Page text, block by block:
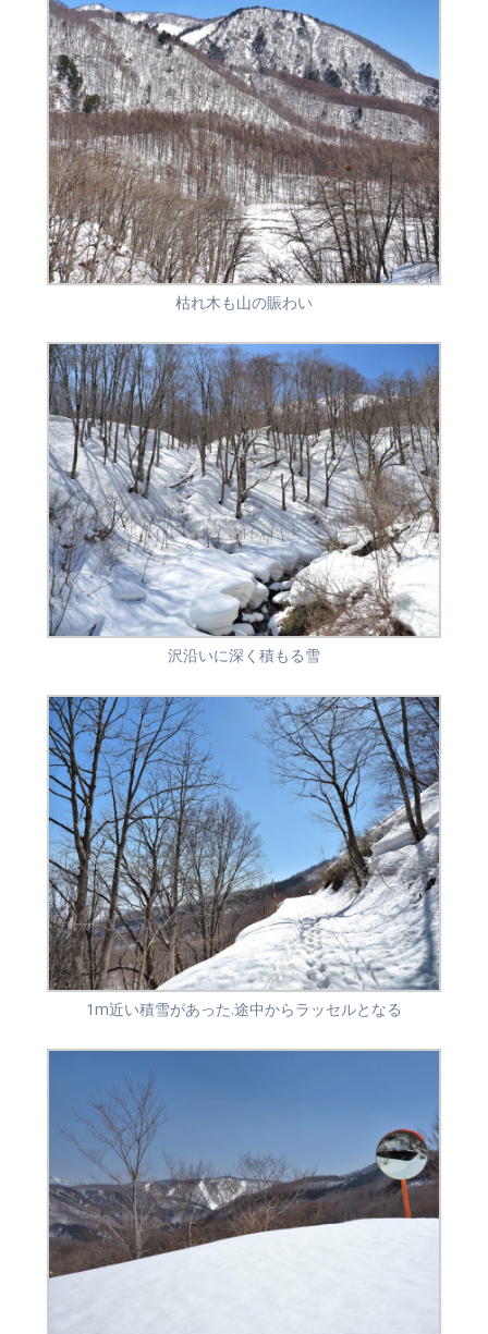
枯れ木も山の賑わい
沢沿いに深く積もる雪
1m近い積雪があった.途中からラッセルとなる